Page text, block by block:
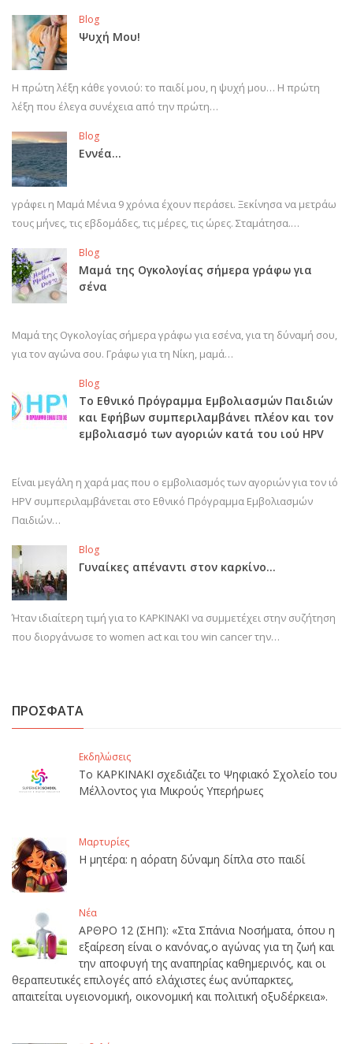
Blog
Ψυχή Μου!
Η πρώτη λέξη κάθε γονιού: το παιδί μου, η ψυχή μου… Η πρώτη
λέξη που έλεγα συνέχεια από την πρώτη…
Blog
Εννέα…
γράφει η Μαμά Μένια 9 χρόνια έχουν περάσει. Ξεκίνησα να μετράω
τους μήνες, τις εβδομάδες, τις μέρες, τις ώρες. Σταμάτησα.…
Blog
Μαμά της Ογκολογίας σήμερα γράφω για
σένα
Μαμά της Ογκολογίας σήμερα γράφω για εσένα, για τη δύναμή σου,
για τον αγώνα σου. Γράφω για τη Νίκη, μαμά…
Blog
Το Εθνικό Πρόγραμμα Εμβολιασμών Παιδιών
και Εφήβων συμπεριλαμβάνει πλέον και τον
εμβολιασμό των αγοριών κατά του ιού HPV
Είναι μεγάλη η χαρά μας που ο εμβολιασμός των αγοριών για τον ιό
HPV συμπεριλαμβάνεται στο Εθνικό Πρόγραμμα Εμβολιασμών
Παιδιών…
Blog
Γυναίκες απέναντι στον καρκίνο…
Ήταν ιδιαίτερη τιμή για το ΚΑΡΚΙΝΑΚΙ να συμμετέχει στην συζήτηση
που διοργάνωσε το women act και του win cancer την…
ΠΡΟΣΦΑΤΑ
Εκδηλώσεις
Το ΚΑΡΚΙΝΑΚΙ σχεδιάζει το Ψηφιακό Σχολείο του
Μέλλοντος για Μικρούς Υπερήρωες
Μαρτυρίες
Η μητέρα: η αόρατη δύναμη δίπλα στο παιδί
Νέα
ΑΡΘΡΟ 12 (ΣΗΠ): «Στα Σπάνια Νοσήματα, όπου η
εξαίρεση είναι ο κανόνας,ο αγώνας για τη ζωή και
την αποφυγή της αναπηρίας καθημερινός, και οι
θεραπευτικές επιλογές από ελάχιστες έως ανύπαρκτες,
απαιτείται υγειονομική, οικονομική και πολιτική οξυδέρκεια».